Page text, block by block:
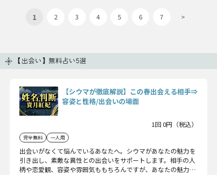
1 2 3 4 5 6 7 >
【出会い】無料占い5選
【シウマが徹底解説】この春出会える相手⇒
容姿と性格/出会いの場面
1回 0円（税込）
完全無料 一人用
出会いがなくて悩んでいるあなたへ。シウマがあなたの魅力を
引き出し、素敵な異性との出会いをサポートします。相手の人
柄や恋愛観、容姿や雰囲気ももちろんですが、あなたの魅力も